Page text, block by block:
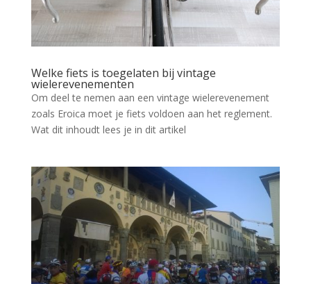
Welke fiets is toegelaten bij vintage
wielerevenementen
Om deel te nemen aan een vintage wielerevenement
zoals Eroica moet je fiets voldoen aan het reglement.
Wat dit inhoudt lees je in dit artikel